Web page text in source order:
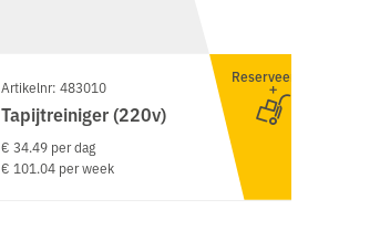
Artikelnr: 483010
Tapijtreiniger (220v)
€ 34.49 per dag
€ 101.04 per week
Reserveer